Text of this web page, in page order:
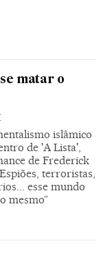
matar o
islâmico
de 'A Lista',
de Frederick
terroristas,
esse mundo
mesmo”